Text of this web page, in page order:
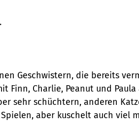
Geschwistern, die bereits
Finn, Charlie, Peanut und
sehr schüchtern, anderen
aber kuschelt auch viel